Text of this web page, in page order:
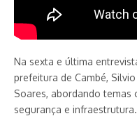
Na sexta e última
prefeitura de Cambé,
Soares, abordando temas
segurança e infraestrutura.